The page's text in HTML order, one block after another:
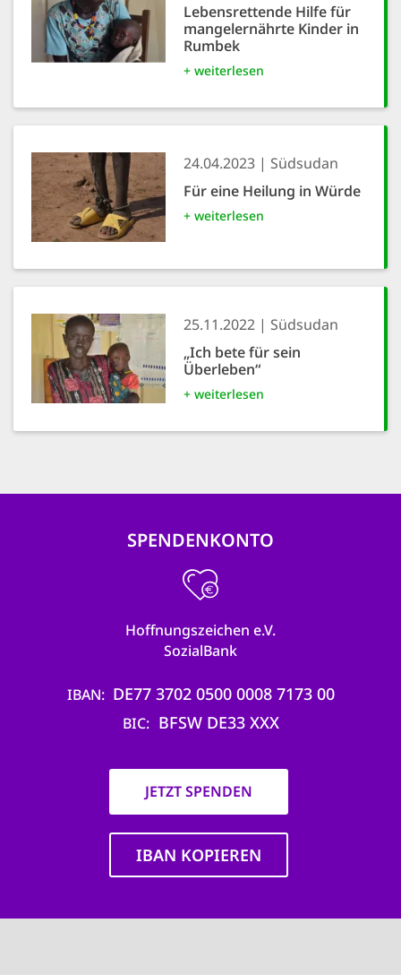
Lebensrettende Hilfe für
mangelernährte Kinder in
Rumbek
+ weiterlesen
24.04.2023
Südsudan
Für eine Heilung in Würde
+ weiterlesen
25.11.2022
Südsudan
„Ich bete für sein
Überleben“
+ weiterlesen
SPENDENKONTO
Hoffnungszeichen e.V.
SozialBank
IBAN DE77 3702 0500 0008 7173 00
BIC BFSW DE33 XXX
JETZT SPENDEN
IBAN KOPIEREN